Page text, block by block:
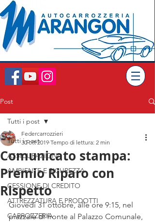
Post
Tutti i post
ASSICURAZIONI
AMBIENTE E SICUREZZA
CESSIONE DI CREDITO
ATTREZZATURA E PRODOTTI
CARROZZERIA
Tutti i post
Comunicato stampa:
Premio Riparo con
Rispetto
Federcarrozzieri
30 ott 2019 Tempo di lettura: 2 min
Giovedì 31 ottobre, alle ore 9:15, nel
piazzale di fronte al Palazzo Comunale,